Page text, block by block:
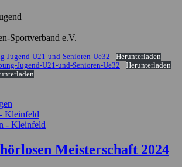
Sportverband e.V.
Jugend-U21-und-Senioren-Ue32
Herunterladen
Jugend-U21-und-Senioren-Ue32
Herunterladen
Kleinfeld
- Kleinfeld
Meisterschaft 2024